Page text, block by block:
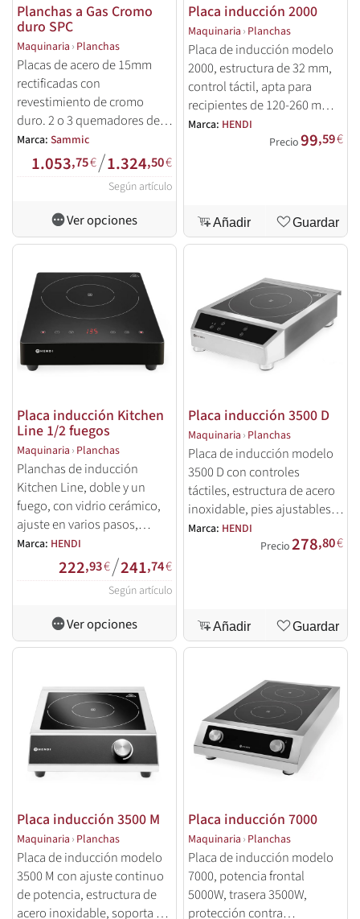
Planchas a Gas Cromo
duro SPC
Maquinaria › Planchas
Placas de acero de 15mm
rectificadas con
revestimiento de cromo
duro. 2 o 3 quemadores de
acero inoxidable con
revestimiento de titanio y
encendedor independiente.
Marca: Sammic
1.053,75€/1.324,50€
Según artículo
Ver opciones
Placa inducción 2000
Maquinaria › Planchas
Placa de inducción modelo
2000, estructura de 32 mm,
control táctil, apta para
recipientes de 120-260 mm,
temperatura 35-240°C.
Marca: HENDI
Precio99,59€
Añadir Guardar
Placa inducción Kitchen
Line 1/2 fuegos
Maquinaria › Planchas
Planchas de inducción
Kitchen Line, doble y un
fuego, con vidrio cerámico,
ajuste en varios pasos,
protección
sobrecalentamiento y
soporte hasta 15-30 kg.
Marca: HENDI
222,93€/241,74€
Según artículo
Ver opciones
Placa inducción 3500 D
Maquinaria › Planchas
Placa de inducción modelo
3500 D con controles
táctiles, estructura de acero
inoxidable, pies ajustables,
rango de temperatura 35°C-
240°C, soporta hasta 20 kg.
Marca: HENDI
Precio278,80€
Añadir Guardar
Placa inducción 3500 M
Maquinaria › Planchas
Placa de inducción modelo
3500 M con ajuste continuo
de potencia, estructura de
acero inoxidable, soporta 20
Placa inducción 7000
Maquinaria › Planchas
Placa de inducción modelo
7000, potencia frontal
5000W, trasera 3500W,
protección contra